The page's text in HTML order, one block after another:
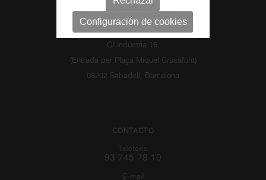
LOCALIZACIÓN
C/ Indústria 16,
(Entrada per Plaça Miquel Crusafont)
08202 Sabadell, Barcelona
CONTACTO
Teléfono
93 745 78 10
E-mail
Configuración de cookies